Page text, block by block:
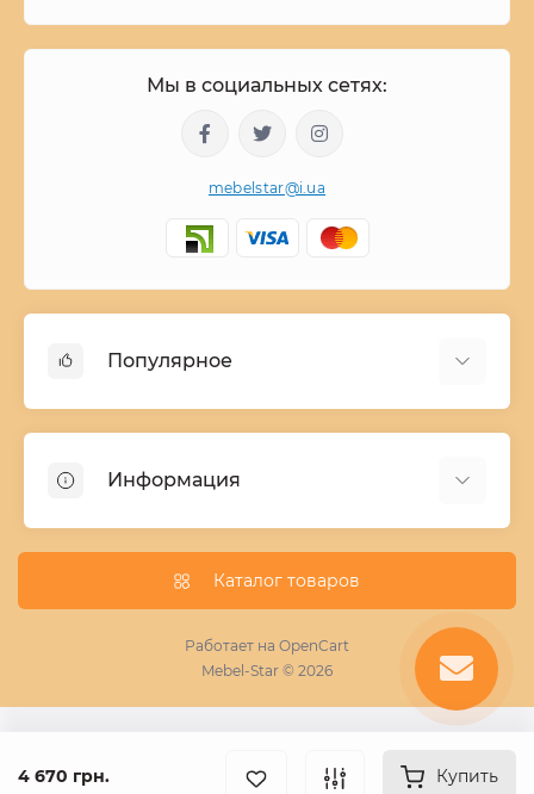
4 670 грн. Купить
Мы в социальных сетях:
mebelstar@i.ua
Популярное
Шкафы купе ширина 90-210 cм высота 220 cм
Комоды из дерева
Кухни
Информация
Условия поставки мебели
Фотопечать для шкафа купе
Пескоструй
Статьи
Каталог товаров
Работает на OpenCart
Mebel-Star © 2026